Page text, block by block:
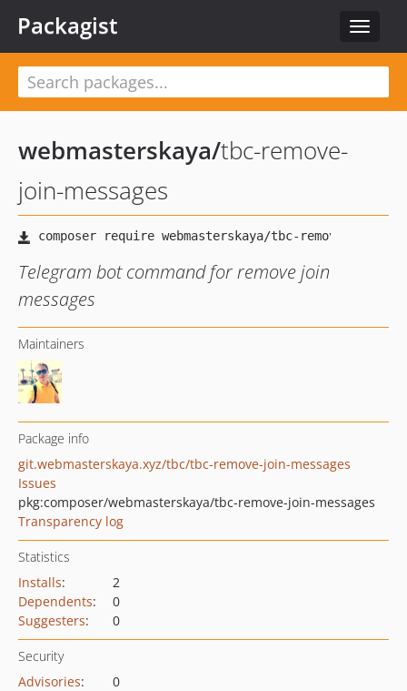
Toggle
Packagist
webmasterskaya/tbc-remove-
join-messages
Telegram bot command for remove join
messages
Maintainers
Package info
git.webmasterskaya.xyz/tbc/tbc-remove-join-messages
Issues
pkg:composer/webmasterskaya/tbc-remove-join-messages
Transparency log
Statistics
Installs:
2
Dependents:
0
Suggesters: 0
Security
Advisories:
0